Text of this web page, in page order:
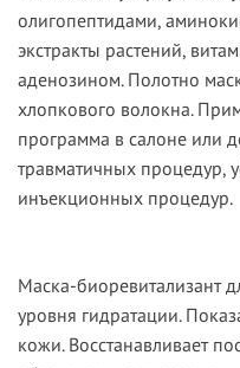
олигопептидами,
экстракты растений,
аденозином. Полотно
хлопкового волокна.
программа в салоне или
травматичных процедур,
инъекционных процедур.
Маска-биоревитализант
уровня гидратации.
кожи. Восстанавливает